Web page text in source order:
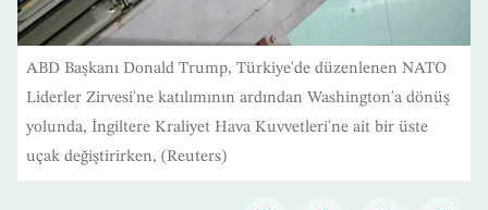
ABD Başkanı Donald Trump, Türkiye'de düzenlenen NATO
Liderler Zirvesi'ne katılımının ardından Washington'a dönüş
yolunda, İngiltere Kraliyet Hava Kuvvetleri'ne ait bir üste
uçak değiştirirken, (Reuters)